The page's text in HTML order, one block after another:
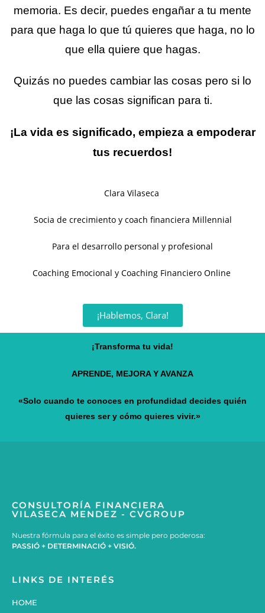
memoria. Es decir, puedes engañar a tu mente
para que haga lo que tú quieres que haga, no lo
que ella quiere que hagas.
Quizás no puedes cambiar las cosas pero si lo
que las cosas significan para ti.
¡La vida es significado, empieza a empoderar
tus recuerdos!
Clara Vilaseca
Socia de crecimiento y coach financiera Millennial
Para el desarrollo personal y profesional
Coaching Emocional y Coaching Financiero Online
¡Hablemos, Clara!
¡Transforma tu vida!
APRENDE, MEJORA Y AVANZA
«Solo cuando te conoces en profundidad decides quién
quieres ser y cómo quieres vivir.»
CONSULTORÍA FINANCIERA
VILASECA MENDEZ - CVGROUP
Nuestra fórmula para el éxito es simple pero poderosa:
PASSIÓ + DETERMINACIÓ + VISIÓ.
LINKS DE INTERÉS
HOME